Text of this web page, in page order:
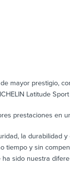
mayor prestigio,
Latitude
prestaciones en
la durabilidad
tiempo y sin
sido nuestra